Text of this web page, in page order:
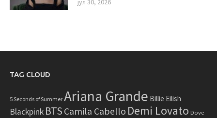
јул 30, 2026
TAG CLOUD
5 Seconds of Summer Ariana Grande Billie Eilish
Blackpink BTS Camila Cabello Demi Lovato Dove